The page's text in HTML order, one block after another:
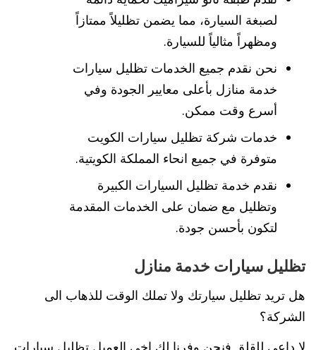
لصبغة السيارة، مما يضمن تظليلاً ممتازاً
ومظهراً مثالياً للسيارة.
نحن نقدم جميع الخدمات تظليل سيارات
خدمة منازل بأعلى معايير الجودة وفي
أسرع وقت ممكن.
خدمات شركة تظليل سيارات الكويت
متوفرة في جميع انحاء المملكة الكويتية.
نقدم خدمة تظليل السيارات الكبيرة
وتظليل مع ضمان على الخدمات المقدمة
لتكون بأحسن جودة.
تظليل سيارات خدمة منازل
هل تريد تظليل سيارتك ولا تملك الوقت للذهاب الى
الشركة؟